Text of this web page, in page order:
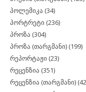
პოლემიკა (34)
პორტრეტი (236)
პროზა (304)
პროზა (თარგმანი) (199)
რეპორტაჟი (23)
რეცენზია (351)
რეცენზია (თარგმანი)